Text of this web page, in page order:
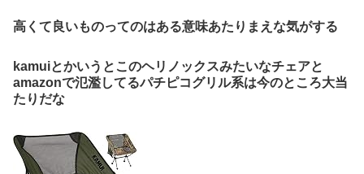
高くて良いものってのはある意味あたりまえな気がする
kamuiとかいうとこのヘリノックスみたいなチェアと
amazonで氾濫してるパチピコグリル系は今のところ大当
たりだな